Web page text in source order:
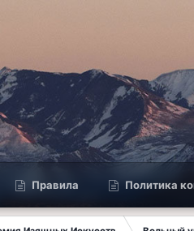
Правила Политика